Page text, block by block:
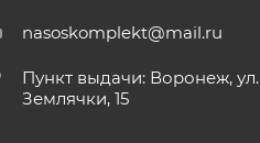
nasoskomplekt@mail.ru
Пункт выдачи: Воронеж, ул.
Землячки, 15